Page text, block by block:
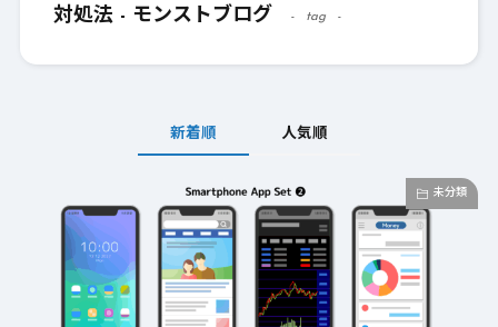
対処法 - モンストブログ tag
新着順 人気順
未分類